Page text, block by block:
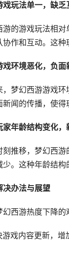
戏玩法单一，缺乏
游的游戏玩法相
协作和互动。这种
戏环境恶化，负面
，梦幻西游游戏
新闻的传播，使得
家年龄结构变化，
刻推移，梦幻西
少。这种年龄结构
决办法与展望
幻西游热度下降的
游戏内容更新，增